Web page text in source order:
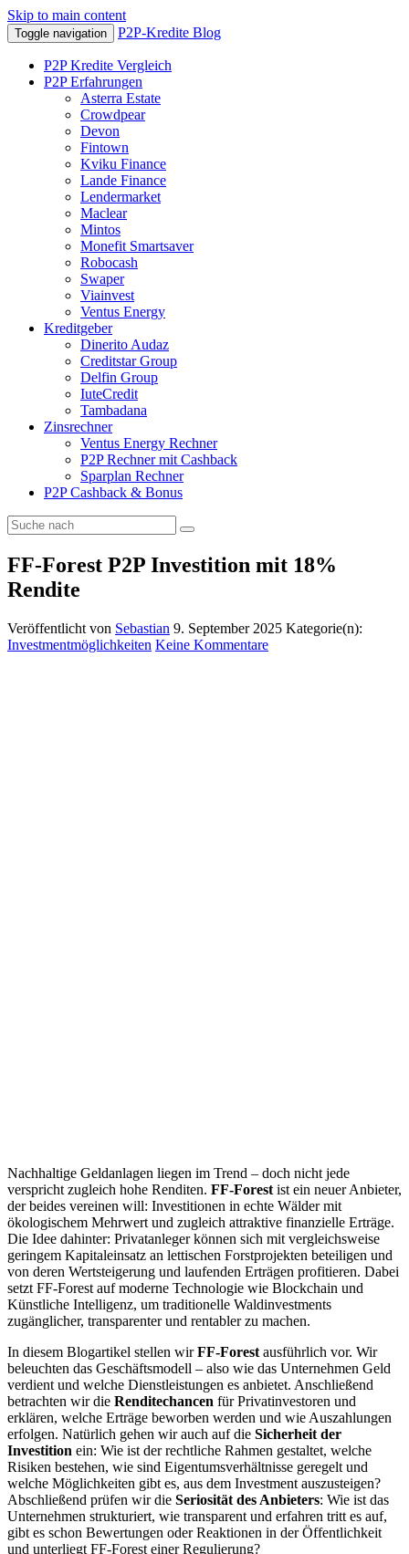
Skip to main content
Toggle navigation P2P-Kredite Blog
P2P Kredite Vergleich
P2P Erfahrungen
Asterra Estate
Crowdpear
Devon
Fintown
Kviku Finance
Lande Finance
Lendermarket
Maclear
Mintos
Monefit Smartsaver
Robocash
Swaper
Viainvest
Ventus Energy
Kreditgeber
Dinerito Audaz
Creditstar Group
Delfin Group
IuteCredit
Tambadana
Zinsrechner
Ventus Energy Rechner
P2P Rechner mit Cashback
Sparplan Rechner
P2P Cashback & Bonus
FF-Forest P2P Investition mit 18%
Rendite
Veröffentlicht von Sebastian 9. September 2025 Kategorie(n):
Investmentmöglichkeiten Keine Kommentare
Nachhaltige Geldanlagen liegen im Trend – doch nicht jede
verspricht zugleich hohe Renditen. FF-Forest ist ein neuer Anbieter,
der beides vereinen will: Investitionen in echte Wälder mit
ökologischem Mehrwert und zugleich attraktive finanzielle Erträge.
Die Idee dahinter: Privatanleger können sich mit vergleichsweise
geringem Kapitaleinsatz an lettischen Forstprojekten beteiligen und
von deren Wertsteigerung und laufenden Erträgen profitieren. Dabei
setzt FF-Forest auf moderne Technologie wie Blockchain und
Künstliche Intelligenz, um traditionelle Waldinvestments
zugänglicher, transparenter und rentabler zu machen.
In diesem Blogartikel stellen wirFF-Forest ausführlich vor. Wir
beleuchten das Geschäftsmodell – also wie das Unternehmen Geld
verdient und welche Dienstleistungen es anbietet. Anschließend
betrachten wir die Renditechancen für Privatinvestoren und
erklären, welche Erträge beworben werden und wie Auszahlungen
erfolgen. Natürlich gehen wir auch auf die Sicherheit der
Investition ein: Wie ist der rechtliche Rahmen gestaltet, welche
Risiken bestehen, wie sind Eigentumsverhältnisse geregelt und
welche Möglichkeiten gibt es, aus dem Investment auszusteigen?
Abschließend prüfen wir die Seriosität des Anbieters: Wie ist das
Unternehmen strukturiert, wie transparent und erfahren tritt es auf,
gibt es schon Bewertungen oder Reaktionen in der Öffentlichkeit
und unterliegt FF-Forest einer Regulierung?